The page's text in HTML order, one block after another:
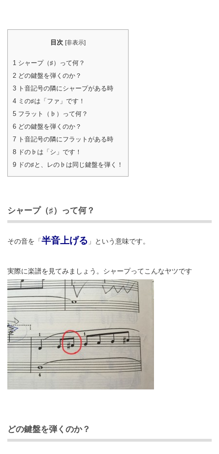
目次 [非表示]
1 シャープ（♯）って何？
2 どの鍵盤を弾くのか？
3 ト音記号の隣にシャープがある時
4 ミの♯は「ファ」です！
5 フラット（♭）って何？
6 どの鍵盤を弾くのか？
7 ト音記号の隣にフラットがある時
8 ドの♭は「シ」です！
9 ドの♯と、レの♭は同じ鍵盤を弾く！
シャープ（♯）って何？
その音を「半音上げる 」という意味です。
実際に楽譜を見てみましょう。シャープってこんなヤツです
どの鍵盤を弾くのか？